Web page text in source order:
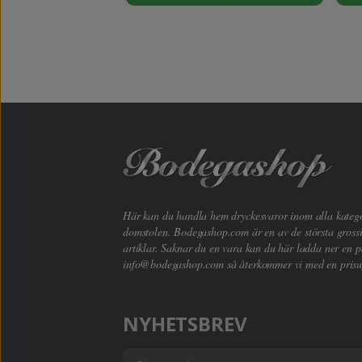
Här kan du handla hem dryckesvaror inom alla
domstolen. Bodegashop.com är en av de största
artiklar. Saknar du en vara kan du här ladda ner en
info@bodegashop.comså återkommer vi med en
NYHETSBREV